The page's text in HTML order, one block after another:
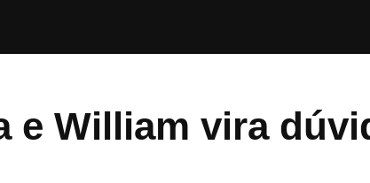
e William vira